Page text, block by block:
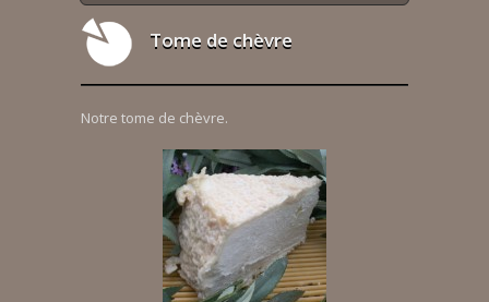
Tome de chèvre
Notre tome de chèvre.